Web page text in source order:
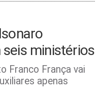
ministérios
Franco França vai
apenas